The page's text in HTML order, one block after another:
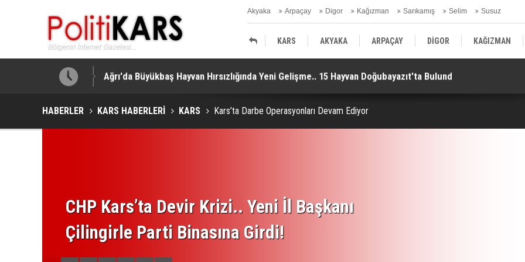
Akyaka Arpaçay Digor Kağızman Sarıkamış Selim Susuz
Kars Gündem
KARS AKYAKA ARPAÇAY DİGOR KAĞIZMAN
SELİM SUSUZ KARS GÜNDEM
Ağrı'da Büyükbaş Hayvan Hırsızlığında Yeni Gelişme.. 15 Hayvan Doğubayazıt'ta Bulundu!
HABERLER KARS HABERLERİ KARS Kars’ta Darbe Operasyonları Devam Ediyor
CHP Kars’ta Devir Krizi.. Yeni İl Başkanı
Çilingirle Parti Binasına Girdi!